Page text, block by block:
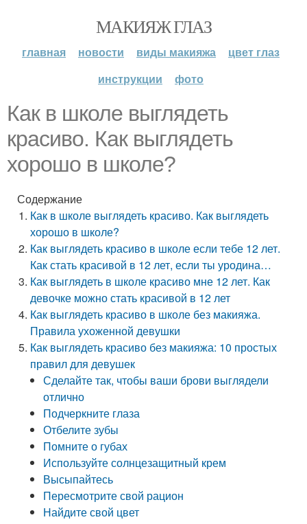
МАКИЯЖ ГЛАЗ
главная новости виды макияжа
цвет глаз
инструкции
фото
Как в школе выглядеть
красиво. Как выглядеть
хорошо в школе?
Содержание
Как в школе выглядеть красиво. Как выглядеть
хорошо в школе?
Как выглядеть красиво в школе если тебе 12 лет.
Как стать красивой в 12 лет, если ты уродина…
Как выглядеть в школе красиво мне 12 лет. Как
девочке можно стать красивой в 12 лет
Как выглядеть красиво в школе без макияжа.
Правила ухоженной девушки
Как выглядеть красиво без макияжа: 10 простых
правил для девушек
Сделайте так, чтобы ваши брови выглядели
отлично
Подчеркните глаза
Отбелите зубы
Помните о губах
Используйте солнцезащитный крем
Высыпайтесь
Пересмотрите свой рацион
Найдите свой цвет